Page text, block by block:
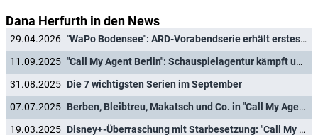
Dana Herfurth in den News
29.04.2026
"WaPo Bodensee": ARD-Vorabendserie erhält erstes Primetime-Special
11.09.2025
"Call My Agent Berlin": Schauspielagentur kämpft ums Überleben
31.08.2025 Die 7 wichtigsten Serien im September
07.07.2025
Berben, Bleibtreu, Makatsch und Co. in "Call My Agent Berlin": Starttermin und Trailer für neue Disney+-Serie
19.03.2025
Disney+-Überraschung mit Starbesetzung: "Call My Agent Berlin" als deutsches Original